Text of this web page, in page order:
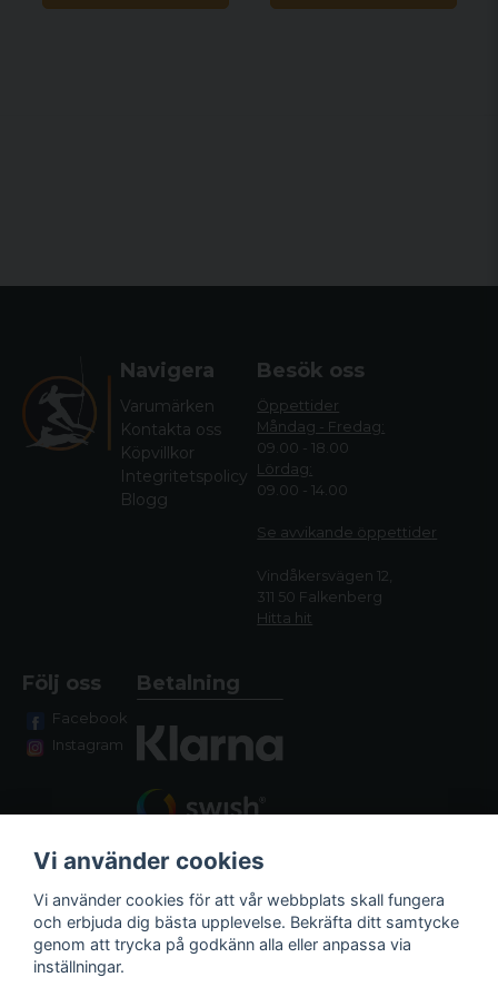
karmosinröd och smaragdgrön. Dessa ögonvänliga
Långvarig Kraft
Utrustad med två utbytbara IBP-7/4400mAh
batteripaket, erbjuder vår enhet en imponerande
batteritid på upp till 11 timmar, samt 90%
batterikapacitet vid -20 °C. Dessa batterier kan
säkerställer långvarig drift
Navigera
Varumärken
Kontakta oss
Köpvillkor
Integritetspolicy
Blogg
Besök oss
Öppettider
Måndag - Fredag:
09.00 - 18.00
Lördag:
09.00 - 14.00
Se avvikande öppettider
Vindåkersvägen 12,
311 50 Falkenberg
Hitta hit
Följ oss
Facebook
Instagram
Betalning
Fraktalternativ
Vi använder cookies
Vi använder cookies för att vår webbplats skall fungera
och erbjuda dig bästa upplevelse. Bekräfta ditt samtycke
genom att trycka på godkänn alla eller anpassa via
inställningar.